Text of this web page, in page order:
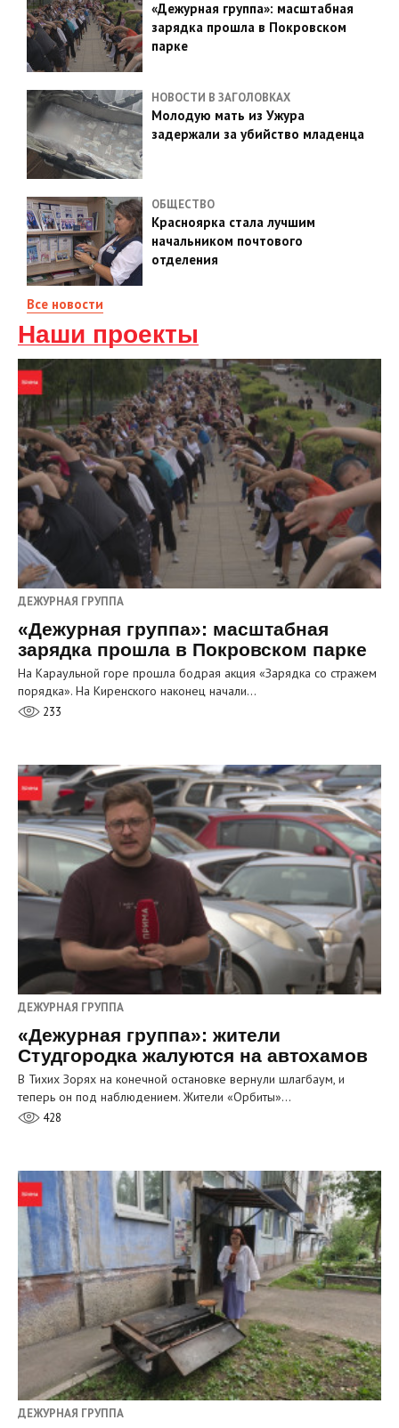
«Дежурная группа»: масштабная
зарядка прошла в Покровском
парке
НОВОСТИ В ЗАГОЛОВКАХ
Молодую мать из Ужура
задержали за убийство младенца
ОБЩЕСТВО
Красноярка стала лучшим
начальником почтового
отделения
Все новости
Наши проекты
ДЕЖУРНАЯ ГРУППА
«Дежурная группа»: масштабная
зарядка прошла в Покровском парке
На Караульной горе прошла бодрая акция «Зарядка со стражем
порядка». На Киренского наконец начали…
233
ДЕЖУРНАЯ ГРУППА
«Дежурная группа»: жители
Студгородка жалуются на автохамов
В Тихих Зорях на конечной остановке вернули шлагбаум, и
теперь он под наблюдением. Жители «Орбиты»…
428
ДЕЖУРНАЯ ГРУППА